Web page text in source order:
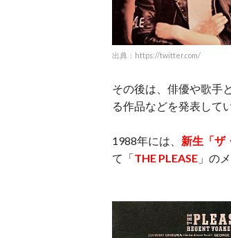
出典：https://twitter.com/
その後は、俳優や歌手
る作品などを発表して
1988年には、 新生「ザ
て「THE PLEASE 」の